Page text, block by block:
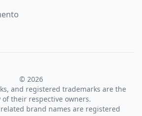
© 2026
and registered trademarks are the
of their respective owners.
brand names are registered